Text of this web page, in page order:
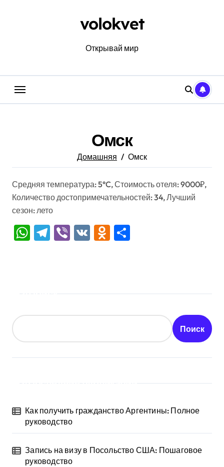
volokvet
Открывай мир
Омск
Домашняя Омск
Средняя температура: 5°C, Стоимость отеля: 9000₽,
Количество достопримечательностей: 34, Лучший
сезон: лето
WhatsApp
Telegram
Viber
VK Odnoklassniki
Поиск
Как получить гражданство Аргентины: Полное
руководство
Запись на визу в Посольство США: Пошаговое
руководство